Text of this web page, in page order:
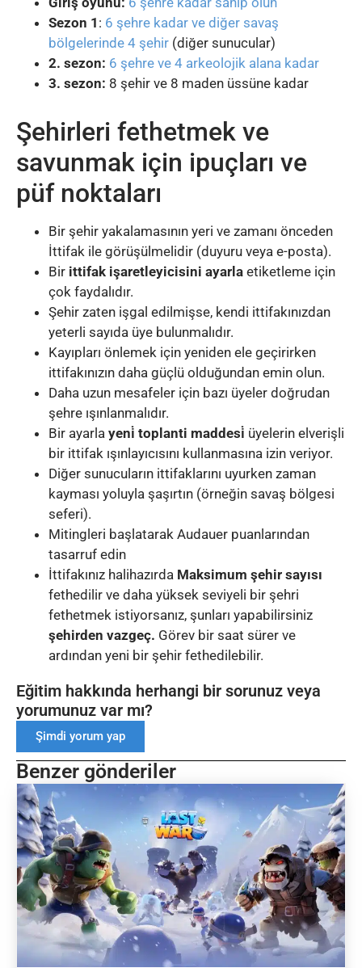
Sezon 1 : 6 şehre kadar ve diğer savaş
bölgelerinde 4 şehir (diğer sunucular)
2. sezon: 6 şehre ve 4 arkeolojik alana kadar
3. sezon: 8 şehir ve 8 maden üssüne kadar
Şehirleri fethetmek ve
savunmak için ipuçları ve
püf noktaları
Bir şehir yakalamasının yeri ve zamanı önceden
İttifak ile görüşülmelidir (duyuru veya e-posta).
Bir ittifak işaretleyicisini ayarla etiketleme için
çok faydalıdır.
Şehir zaten işgal edilmişse, kendi ittifakınızdan
yeterli sayıda üye bulunmalıdır.
Kayıpları önlemek için yeniden ele geçirirken
ittifakınızın daha güçlü olduğundan emin olun.
Daha uzun mesafeler için bazı üyeler doğrudan
şehre ışınlanmalıdır.
Bir ayarla yeni̇ toplanti maddesi̇ üyelerin elverişli
bir ittifak ışınlayıcısını kullanmasına izin veriyor.
Diğer sunucuların ittifaklarını uyurken zaman
kayması yoluyla şaşırtın (örneğin savaş bölgesi
seferi).
Mitingleri başlatarak Audauer puanlarından
tasarruf edin
İttifakınız halihazırda Maksimum şehir sayısı
fethedilir ve daha yüksek seviyeli bir şehri
fethetmek istiyorsanız, şunları yapabilirsiniz
şehirden vazgeç. Görev bir saat sürer ve
ardından yeni bir şehir fethedilebilir.
Eğitim hakkında herhangi bir sorunuz veya
yorumunuz var mı?
Şimdi yorum yap
Benzer gönderiler